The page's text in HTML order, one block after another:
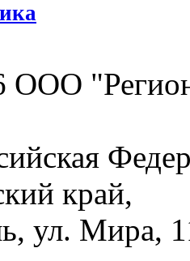
ООО
край,
ул. Мира,